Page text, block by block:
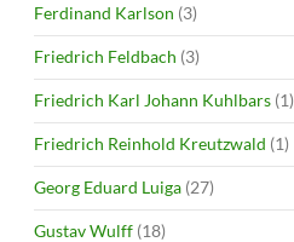
Ferdinand Karlson (3)
Friedrich Feldbach (3)
Friedrich Karl Johann Kuhlbars (1)
Friedrich Reinhold Kreutzwald (1)
Georg Eduard Luiga (27)
Gustav Wulff (18)